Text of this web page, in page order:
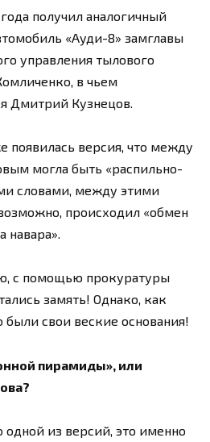
получил аналогичный
«Ауди-8» замглавы
управления тылового
в чьем
Дмитрий Кузнецов.
появилась версия, что между
могла быть «распильно-
словами, между этими
происходил «обмен
навара».
с помощью прокуратуры
замять! Однако, как
были свои веские основания!
пирамиды», или
одной из версий, это именно